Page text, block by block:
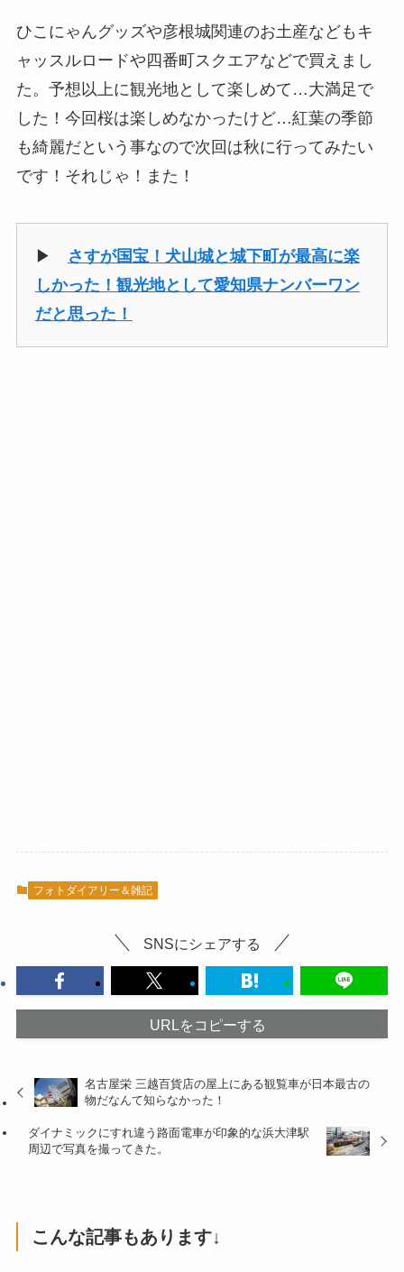
ひこにゃんグッズや彦根城関連のお土産などもキ
ャッスルロードや四番町スクエアなどで買えまし
た。予想以上に観光地として楽しめて…大満足で
した！今回桜は楽しめなかったけど…紅葉の季節
も綺麗だという事なので次回は秋に行ってみたい
です！それじゃ！また！
▶
さすが国宝！犬山城と城下町が最高に楽
しかった！観光地として愛知県ナンバーワン
だと思った！
フォトダイアリー＆雑記
SNSにシェアする
URLをコピーする
名古屋栄 三越百貨店の屋上にある観覧車が日本最古の
物だなんて知らなかった！
ダイナミックにすれ違う路面電車が印象的な浜大津駅
周辺で写真を撮ってきた。
こんな記事もあります↓